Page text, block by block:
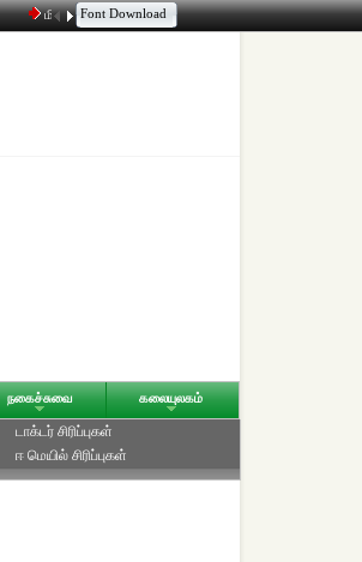
மின்னஞ்சல் திரட்டி உரையாடல்
Font Download
நகைச்சுவை கலையுலகம்
டாக்டர் சிரிப்புகள்
ஈ மெயில் சிரிப்புகள்